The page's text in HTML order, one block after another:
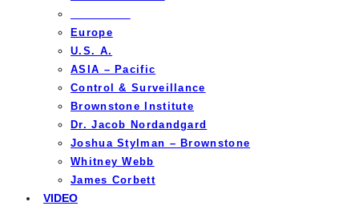
Europe
U.S. A.
ASIA – Pacific
Control & Surveillance
Brownstone Institute
Dr. Jacob Nordandgard
Joshua Stylman – Brownstone
Whitney Webb
James Corbett
VIDEO